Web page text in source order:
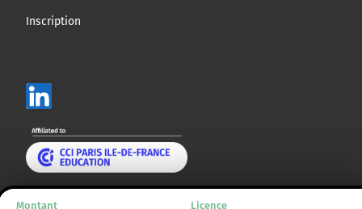
Montant Licence
Inscription
Mentions légales